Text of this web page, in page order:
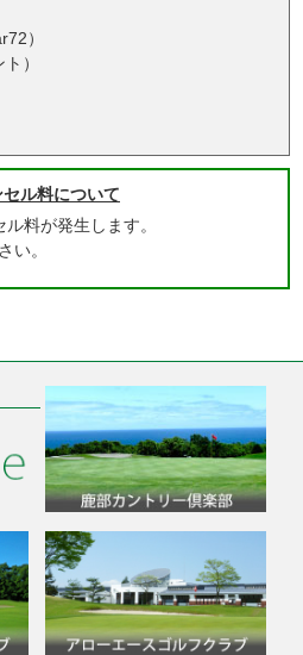
）
）
セル料について
料が発生します。
い。